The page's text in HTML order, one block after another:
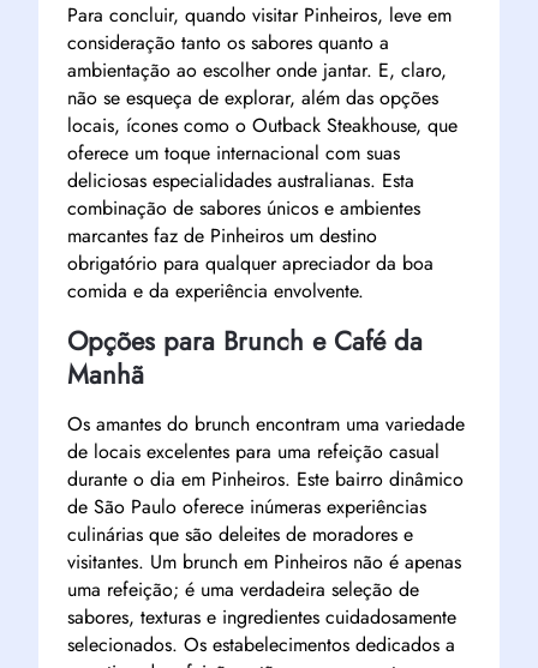
Para concluir, quando visitar Pinheiros, leve em
consideração tanto os sabores quanto a
ambientação ao escolher onde jantar. E, claro,
não se esqueça de explorar, além das opções
locais, ícones como o Outback Steakhouse, que
oferece um toque internacional com suas
deliciosas especialidades australianas. Esta
combinação de sabores únicos e ambientes
marcantes faz de Pinheiros um destino
obrigatório para qualquer apreciador da boa
comida e da experiência envolvente.
Opções para Brunch e Café da
Manhã
Os amantes do brunch encontram uma variedade
de locais excelentes para uma refeição casual
durante o dia em Pinheiros. Este bairro dinâmico
de São Paulo oferece inúmeras experiências
culinárias que são deleites de moradores e
visitantes. Um brunch em Pinheiros não é apenas
uma refeição; é uma verdadeira seleção de
sabores, texturas e ingredientes cuidadosamente
selecionados. Os estabelecimentos dedicados a